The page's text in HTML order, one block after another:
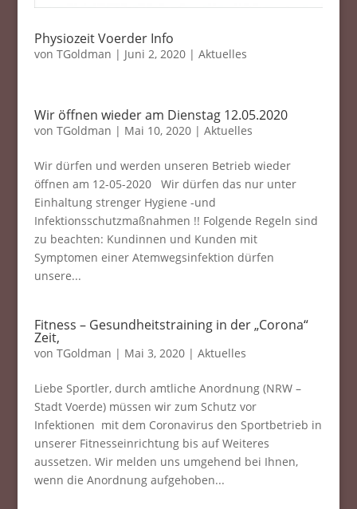
Physiozeit Voerder Info
von TGoldman | Juni 2, 2020| Aktuelles
Wir öffnen wieder am Dienstag 12.05.2020
von TGoldman | Mai 10, 2020| Aktuelles
Wir dürfen und werden unseren Betrieb wieder
öffnen am 12-05-2020 Wir dürfen das nur unter
Einhaltung strenger Hygiene -und
Infektionsschutzmaßnahmen !! Folgende Regeln sind
zu beachten: Kundinnen und Kunden mit
Symptomen einer Atemwegsinfektion dürfen
unsere...
Fitness – Gesundheitstraining in der „Corona“
Zeit,
von TGoldman | Mai 3, 2020| Aktuelles
Liebe Sportler, durch amtliche Anordnung (NRW –
Stadt Voerde) müssen wir zum Schutz vor
Infektionen mit dem Coronavirus den Sportbetrieb in
unserer Fitnesseinrichtung bis auf Weiteres
aussetzen. Wir melden uns umgehend bei Ihnen,
wenn die Anordnung aufgehoben...